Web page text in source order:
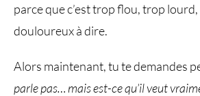
parce que c’est trop flou, trop
douloureux à dire.
Alors maintenant, tu te demandes
parle pas… mais est-ce qu’il veut